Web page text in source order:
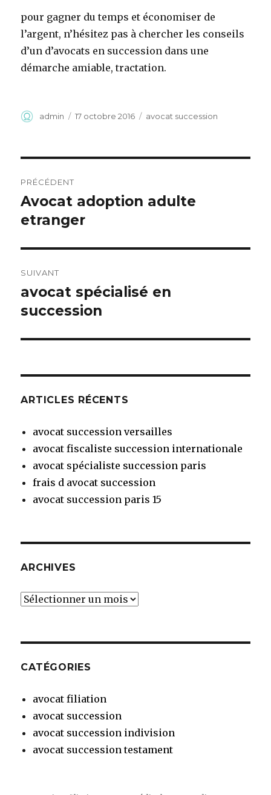
pour gagner du temps et économiser de
l’argent, n’hésitez pas à chercher les conseils
d’un d’avocats en succession dans une
démarche amiable, tractation.
Auteur
admin
Publié
17 octobre 2016 Catégories
avocat succession
de
l’article
PRÉCÉDENT
Article
précédent :
Avocat adoption adulte
etranger
SUIVANT
Article
suivant :
avocat spécialisé en
succession
ARTICLES RÉCENTS
avocat succession versailles
avocat fiscaliste succession internationale
avocat spécialiste succession paris
frais d avocat succession
avocat succession paris 15
ARCHIVES
Archives
CATÉGORIES
avocat filiation
avocat succession
avocat succession indivision
avocat succession testament